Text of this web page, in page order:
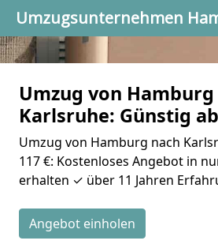
Umzugsunternehmen
Umzug von Hamburg
Karlsruhe: Günstig
Umzug von Hamburg nach
117 €: Kostenloses Angebot in
erhalten ✓ über 11 Jahren
Angebot einholen